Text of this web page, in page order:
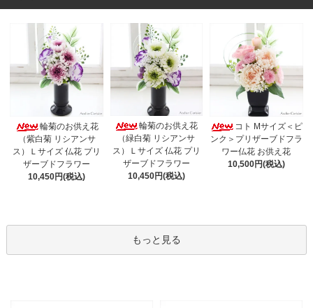
輪菊のお供え花
（紫白菊 リシアンサ
ス）Ｌサイズ 仏花 プリ
ザーブドフラワー
10,450円(税込)
輪菊のお供え花
（緑白菊 リシアンサ
ス）Ｌサイズ 仏花 プリ
ザーブドフラワー
10,450円(税込)
コト Mサイズ＜ピ
ンク＞プリザーブドフラ
ワー仏花 お供え花
10,500円(税込)
もっと見る